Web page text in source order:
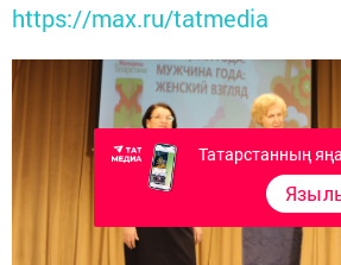
https://max.ru/tatmedia
Татарстанның